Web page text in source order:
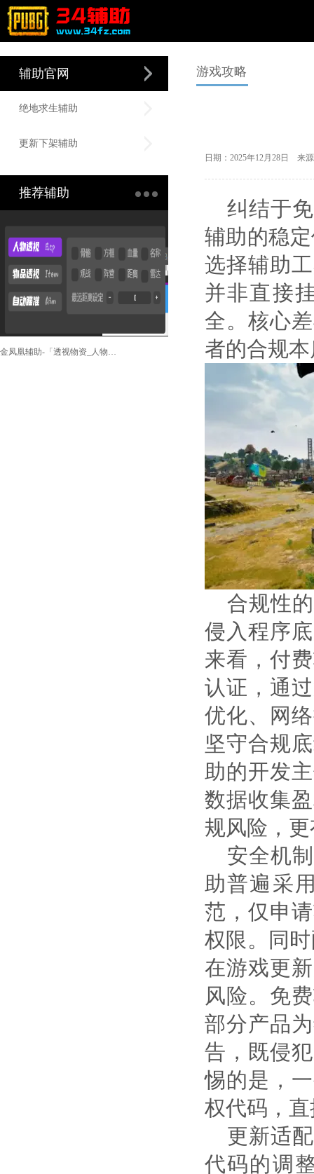
辅助官网
绝地求生辅助
更新下架辅助
推荐辅助
金凤凰辅助-「透视物资_人物显示_精准梓喵」
游戏攻略
日期：2025年12月28日 来
纠结于
辅助的稳
选择辅助
并非直接
全。核心
者的合规
合规性
侵入程序
来看，付
认证，通
优化、网
坚守合规
助的开发
数据收集
规风险，
安全机
助普遍采
范，仅申
权限。同
在游戏更
风险。免
部分产品
告，既侵
惕的是，
权代码，
更新适
代码的调